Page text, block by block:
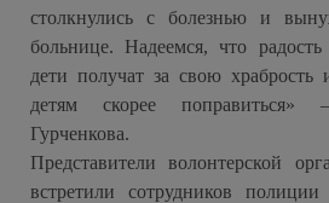
столкнулись с болезнью и
больнице. Надеемся, что
дети получат за свою храбрость
детям скорее
Гурченкова.
Представители волонтерской
встретили сотрудников